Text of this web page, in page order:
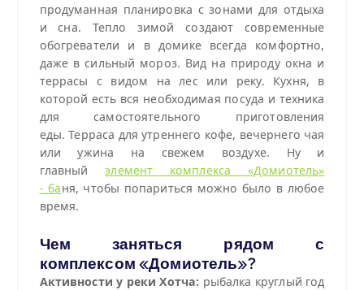
продуманная планировка с зонами для отдыха
и сна. Тепло зимой создают современные
обогреватели и в домике всегда комфортно,
даже в сильный мороз. Вид на природу окна и
террасы с видом на лес или реку. Кухня, в
которой есть вся необходимая посуда и техника
для самостоятельного приготовления
еды. Терраса для утреннего кофе, вечернего чая
или ужина на свежем воздухе. Ну и
главныйэлемент комплекса «Домиотель»
- баня, чтобы попариться можно было в любое
время.
Чем заняться рядом с
комплексом «Домиотель»?
Активности у реки Хотча: рыбалка круглый год